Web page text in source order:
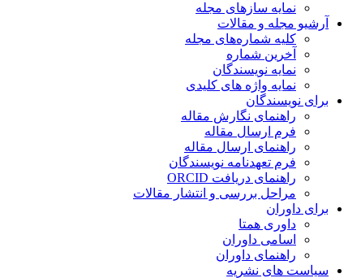
نمایه سازهای مجله
آرشیو مجله و مقالات
کلیه شماره‌های مجله
آخرین شماره
نمایه نویسندگان
نمایه واژه های کلیدی
برای نویسندگان
راهنمای نگارش مقاله
فرم ارسال مقاله
راهنمای ارسال مقاله
فرم تعهدنامه نویسندگان
راهنمای دریافت ORCID
مراحل بررسی و انتشار مقالات
برای داوران
داوری همتا
اسامی داوران
راهنمای داوران
سیاست های نشریه